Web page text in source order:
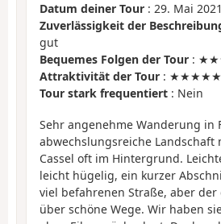
Datum deiner Tour : 29. Mai 2021
Zuverlässigkeit der
gut
Bequemes Folgen der Tour :
Attraktivität der Tour : ★★★★★
Tour stark frequentiert : Nein
Sehr angenehme Wanderung in
abwechslungsreiche Landschaft
Cassel oft im Hintergrund.
leicht hügelig, ein kurzer
viel befahrenen Straße, aber
über schöne Wege. Wir haben